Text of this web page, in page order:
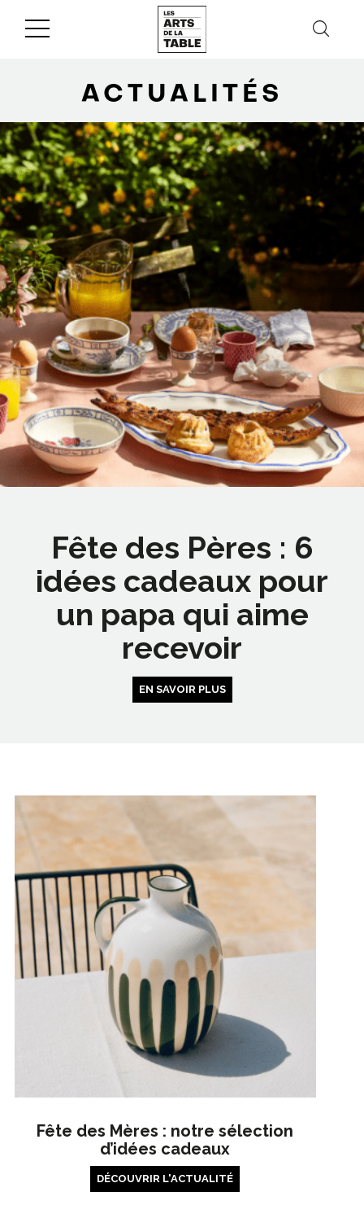
ACTUALITÉS
Fête des Pères : 6
idées cadeaux pour
un papa qui aime
recevoir
EN SAVOIR PLUS
Fête des Mères : notre sélection
d’idées cadeaux
DÉCOUVRIR L'ACTUALITÉ